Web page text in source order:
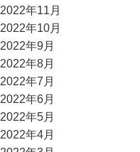
2022年11月
2022年10月
2022年9月
2022年8月
2022年7月
2022年6月
2022年5月
2022年4月